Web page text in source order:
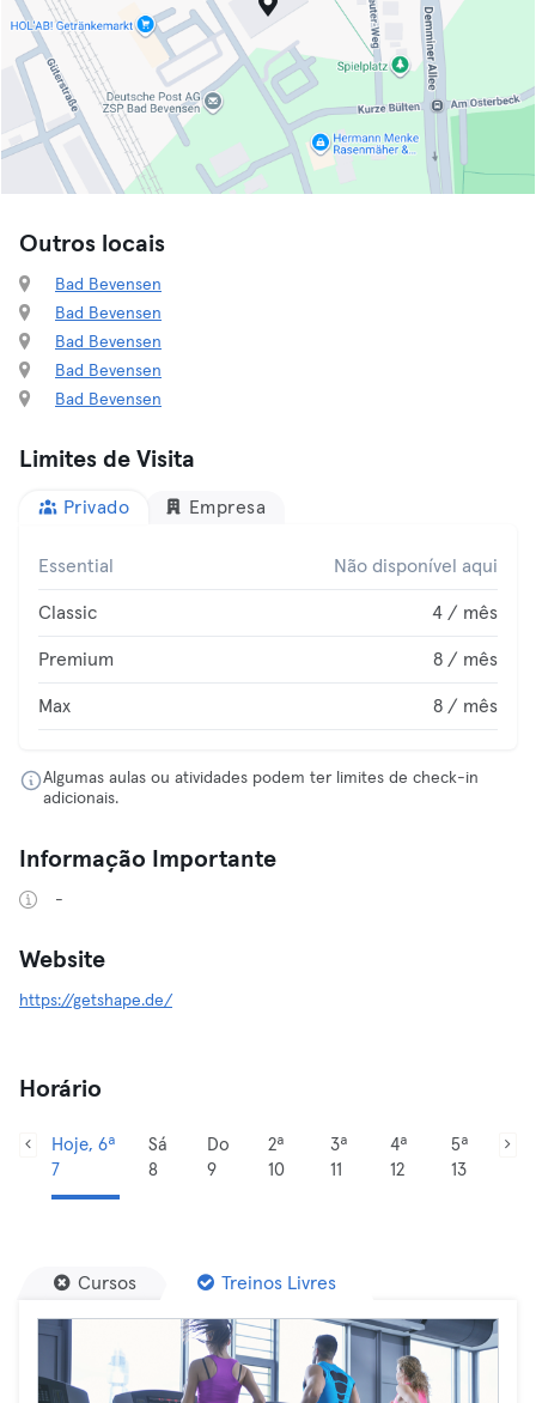
Outros locais
Bad Bevensen
Bad Bevensen
Bad Bevensen
Bad Bevensen
Bad Bevensen
Limites de Visita
Privado Empresa
Essential Não disponível aqui
Classic 4 / mês
Premium 8 / mês
Max 8 / mês
Algumas aulas ou atividades podem ter limites de check-in
adicionais.
Informação Importante
-
Website
https://getshape.de/
Horário
Hoje, 6ª
7
Sá
8
Do
9
2ª
10
3ª
11
4ª
12
5ª
13
Cursos Treinos Livres